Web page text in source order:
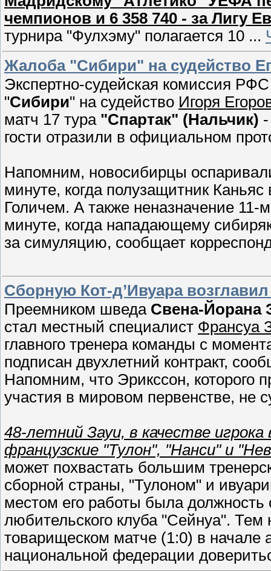
чемпионов и 6 358 740 - за Лигу
турнира "Фулхэму" полагается 10 ...
Жалоба "Сибири" на судейство
Экспертно-судейская комиссия
"Сибири" на судейство Игоря
матч 17 тура"Спартак" (Нальчик)
гости отразили в официальном
Напомним, новосибирцы
минуте, когда полузащитник
Голичем. А также неназначение 11-
минуте, когда нападающему
за симуляцию, сообщает
Сборную Кот-д’Ивуара
Преемником шведа Свена-Йорана
стал местный специалист Франсуа
главного тренера команды с
подписан двухлетний контракт,
Напомним, что Эрикссон, которого
участия в мировом первенстве, не
48-летний Зауи, в качестве
французские "Тулон", "Нанси" и
может похвастать большим
сборной страны, "Тулоном" и
местом его работы была должность
любительского клуба "Сейнуа".
товарищеском матче (1:0) в начале
национальной федерации